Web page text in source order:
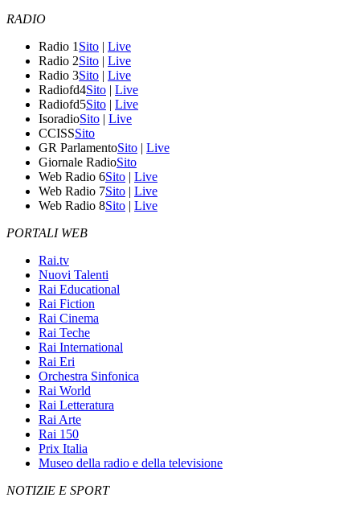
RADIO
Radio 1 Sito | Live
Radio 2Sito | Live
Radio 3Sito | Live
Radiofd4Sito | Live
Radiofd5Sito | Live
IsoradioSito | Live
CCISSSito
GR ParlamentoSito | Live
Giornale RadioSito
Web Radio 6Sito | Live
Web Radio 7Sito | Live
Web Radio 8Sito | Live
PORTALI WEB
Rai.tv
Nuovi Talenti
Rai Educational
Rai Fiction
Rai Cinema
Rai Teche
Rai International
Rai Eri
Orchestra Sinfonica
Rai World
Rai Letteratura
Rai Arte
Rai 150
Prix Italia
Museo della radio e della televisione
NOTIZIE E SPORT